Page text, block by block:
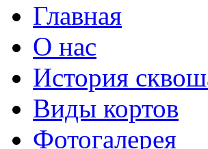
Главная
О нас
История
Виды кортов
Фотогалерея